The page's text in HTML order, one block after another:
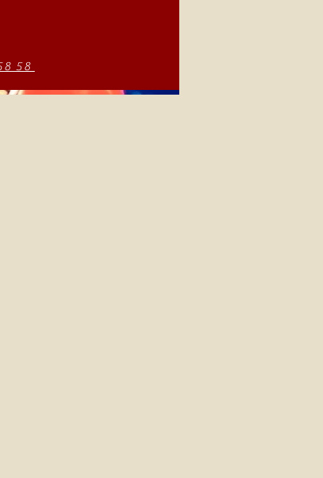
58